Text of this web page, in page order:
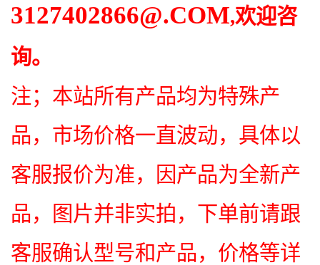
3127402866@.COM,欢迎咨
询。
注；本站所有产品均为特殊产
品，市场价格一直波动，具体以
客服报价为准，因产品为全新产
品，图片并非实拍，下单前请跟
客服确认型号和产品，价格等详